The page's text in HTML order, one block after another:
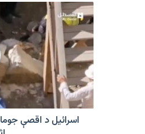
اسرائیل
د
اقصې
جومات
احاطې
لاندې
اسلامي
تاریخي
اثار
ویجاړوياسرائیل د اقصې